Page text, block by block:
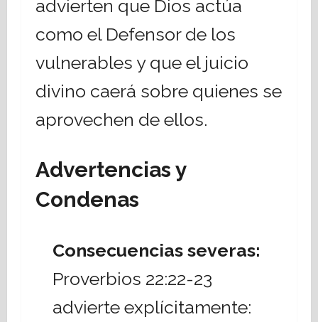
advierten que Dios actúa
como el Defensor de los
vulnerables y que el juicio
divino caerá sobre quienes se
aprovechen de ellos.
Advertencias y
Condenas
Consecuencias severas:
Proverbios 22:22-23
advierte explícitamente: